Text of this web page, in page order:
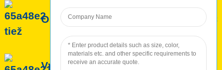
O ROC Služba ROC
Výroba ROC